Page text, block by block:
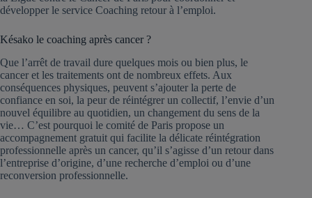
développer le service Coaching retour à l’emploi.
Késako le coaching après cancer ?
Que l’arrêt de travail dure quelques mois ou bien plus, le
cancer et les traitements ont de nombreux effets. Aux
conséquences physiques, peuvent s’ajouter la perte de
confiance en soi, la peur de réintégrer un collectif, l’envie d’un
nouvel équilibre au quotidien, un changement du sens de la
vie… C’est pourquoi le comité de Paris propose un
accompagnement gratuit qui facilite la délicate réintégration
professionnelle après un cancer, qu’il s’agisse d’un retour dans
l’entreprise d’origine, d’une recherche d’emploi ou d’une
reconversion professionnelle.